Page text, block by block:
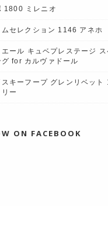
1800 ミレニオ
ムセレクション 1146 アネホ
エール キュベプレステージ ス
グ for カルヴァドール
スキーフープ グレンリベット
ー
ON FACEBOOK